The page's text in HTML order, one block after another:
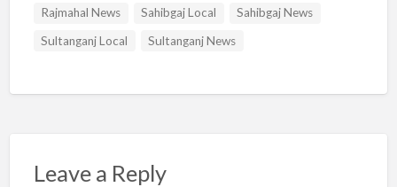
Rajmahal News
Sahibgaj Local
Sahibgaj News
Sultanganj Local
Sultanganj News
Leave a Reply